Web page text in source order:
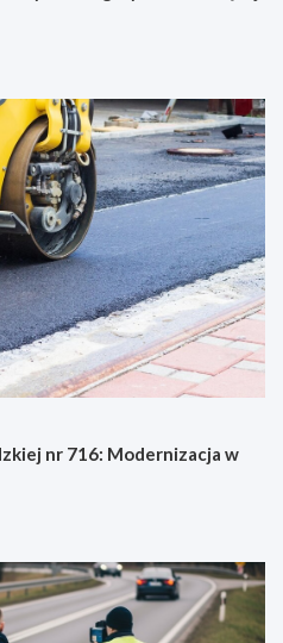
nr 716: Modernizacja w